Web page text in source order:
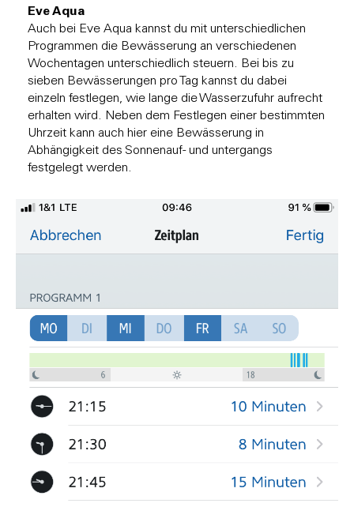
Eve Aqua
Auch bei Eve Aqua kannst du mit unterschiedlichen
Programmen die Bewässerung an verschiedenen
Wochentagen unterschiedlich steuern. Bei bis zu
sieben Bewässerungen pro Tag kannst du dabei
einzeln festlegen, wie lange die Wasserzufuhr aufrecht
erhalten wird. Neben dem Festlegen einer bestimmten
Uhrzeit kann auch hier eine Bewässerung in
Abhängigkeit des Sonnenauf- und untergangs
festgelegt werden.